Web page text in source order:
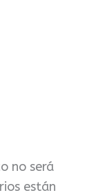
no será
están